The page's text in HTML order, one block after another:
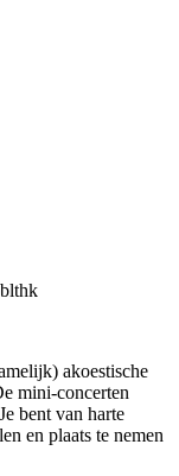
akoestische
mini-concerten
bent van harte
en plaats te nemen